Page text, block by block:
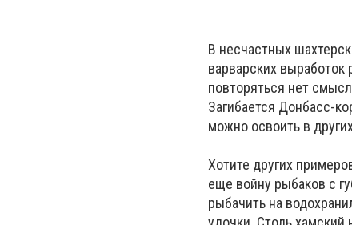
В несчастных
варварских
повторяться нет
Загибается Донбасс-
можно освоить в
Хотите других
еще войну рыбаков с
рыбачить на